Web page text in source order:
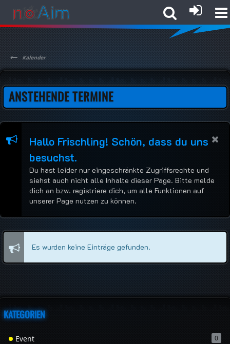
Kalender
ANSTEHENDE TERMINE
Hallo Frischling! Schön, dass du uns
besuchst.
Du hast leider nur eingeschränkte Zugriffsrechte und
siehst auch nicht alle Inhalte dieser Page. Bitte melde
dich an bzw. registriere dich, um alle Funktionen auf
unserer Page nutzen zu können.
Es wurden keine Einträge gefunden.
KATEGORIEN
Event 0